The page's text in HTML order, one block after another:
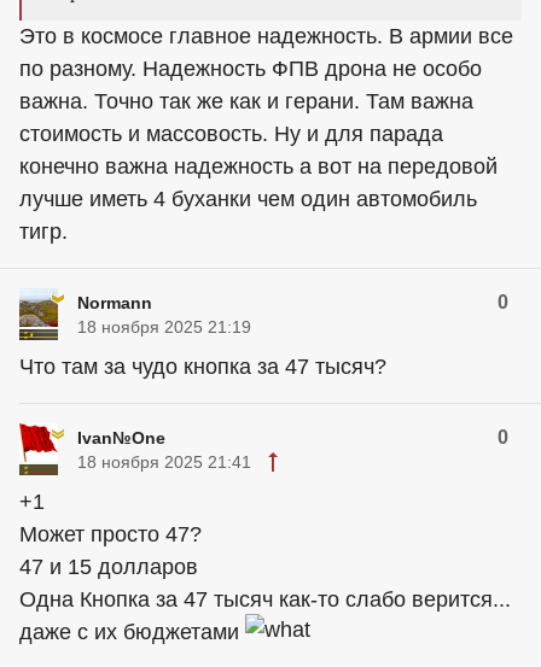
Это в космосе главное надежность. В армии все
по разному. Надежность ФПВ дрона не особо
важна. Точно так же как и герани. Там важна
стоимость и массовость. Ну и для парада
конечно важна надежность а вот на передовой
лучше иметь 4 буханки чем один автомобиль
тигр.
Normann 0
18 ноября 2025 21:19
Что там за чудо кнопка за 47 тысяч?
Ivan№One 0
18 ноября 2025 21:41
+1
Может просто 47?
47 и 15 долларов
Одна Кнопка за 47 тысяч как-то слабо верится...
даже с их бюджетами